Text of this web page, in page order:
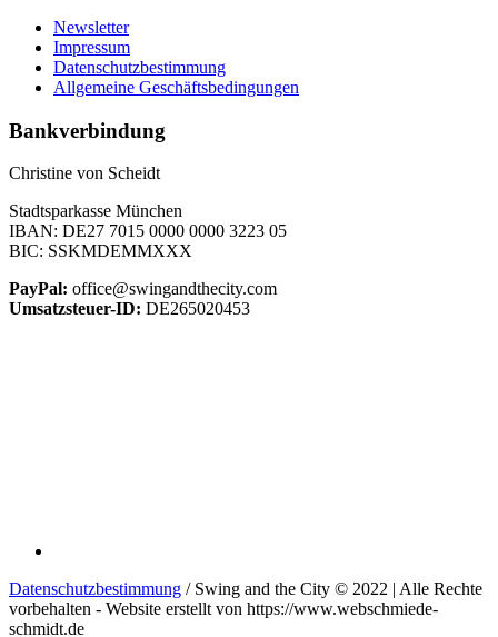
Newsletter
Impressum
Datenschutzbestimmung
Allgemeine Geschäftsbedingungen
Bankverbindung
Christine von Scheidt
Stadtsparkasse München
IBAN: DE27 7015 0000 0000 3223 05
BIC: SSKMDEMMXXX
PayPal: office@swingandthecity.com
Umsatzsteuer-ID: DE265020453
Datenschutzbestimmung / Swing and the City © 2022 | Alle Rechte
vorbehalten - Website erstellt von https://www.webschmiede-
schmidt.de